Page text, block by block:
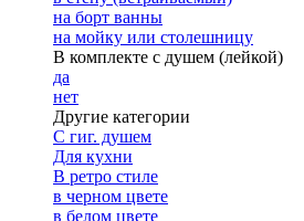
на борт ванны
на мойку или столешницу
В комплекте с душем (лейкой)
да
нет
Другие категории
С гиг. душем
Для кухни
В ретро стиле
в черном цвете
в белом цвете